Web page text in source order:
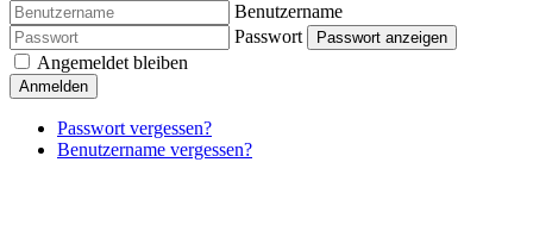
Benutzername
Passwort
Passwort anzeigen
Angemeldet bleiben
Anmelden
Passwort vergessen?
Benutzername vergessen?